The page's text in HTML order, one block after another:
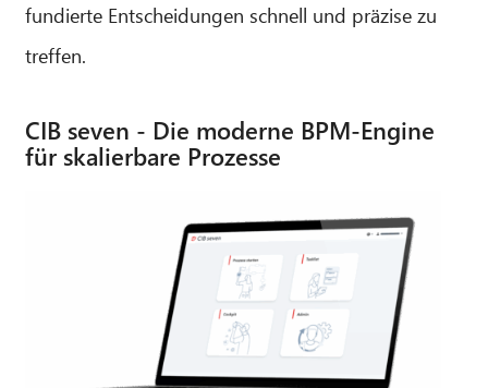
fundierte Entscheidungen schnell und präzise zu
treffen.
CIB seven - Die moderne BPM-Engine
für skalierbare Prozesse